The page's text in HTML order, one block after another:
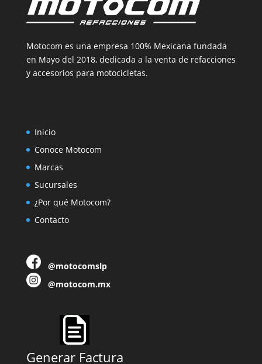
Motocom es una empresa 100% Mexicana fundada
en Mayo del 2018, dedicada a la venta de refacciones
y accesorios para motocicletas.
Inicio
Conoce Motocom
Marcas
Sucursales
¿Por qué Motocom?
Contacto
@motocomslp
@motocom.mx
Generar Factura